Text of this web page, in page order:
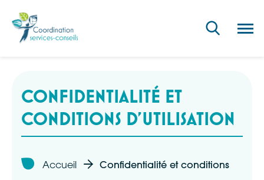
la
CONFIDENTIALITÉ ET
CONDITIONS D’UTILISATION
Accueil Confidentialité et conditions